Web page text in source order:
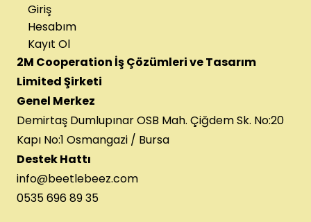
Giriş
Hesabım
Kayıt Ol
2M Cooperation İş Çözümleri ve Tasarım
Limited Şirketi
Genel Merkez
Demirtaş Dumlupınar OSB Mah. Çiğdem Sk. No:20
Kapı No:1 Osmangazi / Bursa
Destek Hattı
info@beetlebeez.com
0535 696 89 35